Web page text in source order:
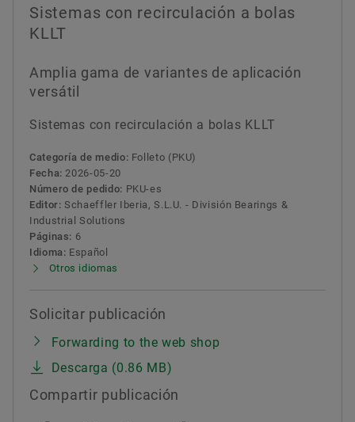
Sistemas con recirculación a bolas
KLLT
Amplia gama de variantes de aplicación
versátil
Sistemas con recirculación a bolas KLLT
Categoría de medio: Folleto (PKU)
Fecha: 2026-05-20
Número de pedido: PKU-es
Editor: Schaeffler Iberia, S.L.U. - División Bearings &
Industrial Solutions
Páginas: 6
Idioma: Español
Otros idiomas
Solicitar publicación
Forwarding to the web shop
Descarga (0.86 MB)
Compartir publicación